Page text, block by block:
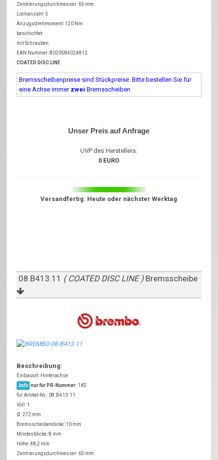
Zentrierungsdurchmesser: 65 mm
Lochanzahl: 5
Anzugsdrehmoment: 120 Nm
beschichtet
mit Schrauben
EAN Nummer: 8020584024812
COATED DISC LINE
Bremsscheibenpreise sind Stückpreise. Bitte bestellen Sie für
eine Achse immer zwei Bremsscheiben
Unser Preis auf Anfrage
UVP des Herstellers:
0 EURO
Versandfertig: Heute oder nächster Werktag
08.B413.11 ( COATED DISC LINE ) Bremsscheibe
Beschreibung:
Einbauort: Hinterachse
info nur für PR-Nummer: 1KS
für Artikel-Nr.: 08.B413.11
Voll: 1
Ø: 272 mm
Bremsscheibendicke: 10 mm
Mindestdicke: 8 mm
Höhe: 48,2 mm
Zentrierungsdurchmesser: 65 mm